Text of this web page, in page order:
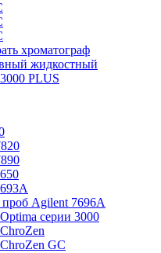
хроматограф
жидкостный
PLUS
проб Agilent 7696А
серии 3000
GC